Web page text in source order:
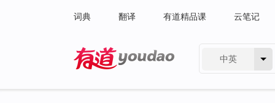
词典 翻译 有道精品课 云笔记
中英